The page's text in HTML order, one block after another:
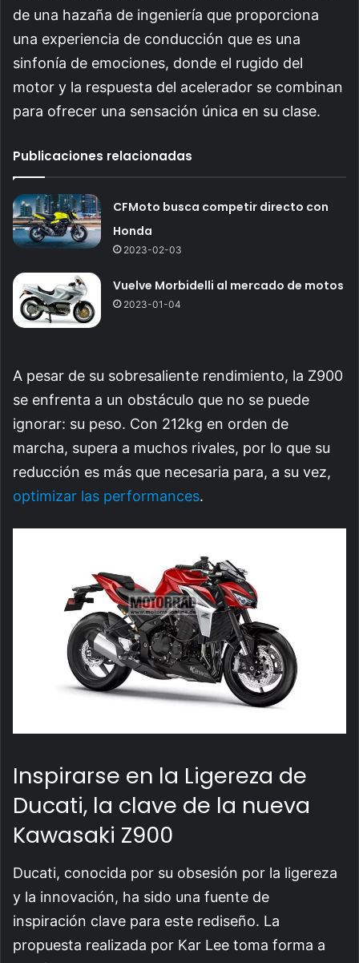
de una hazaña de ingeniería que proporciona
una experiencia de conducción que es una
sinfonía de emociones, donde el rugido del
motor y la respuesta del acelerador se combinan
para ofrecer una sensación única en su clase.
Publicaciones relacionadas
CFMoto busca competir directo con
Honda
2023-02-03
Vuelve Morbidelli al mercado de motos
2023-01-04
A pesar de su sobresaliente rendimiento, la Z900
se enfrenta a un obstáculo que no se puede
ignorar: su peso. Con 212kg en orden de
marcha, supera a muchos rivales, por lo que su
reducción es más que necesaria para, a su vez,
optimizar las performances.
Inspirarse en la Ligereza de
Ducati, la clave de la nueva
Kawasaki Z900
Ducati, conocida por su obsesión por la ligereza
y la innovación, ha sido una fuente de
inspiración clave para este rediseño. La
propuesta realizada por Kar Lee toma forma a